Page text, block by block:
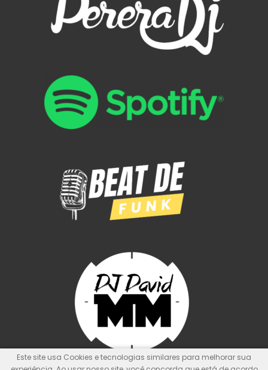
Este site usa Cookies e tecnologias similares para melhorar sua